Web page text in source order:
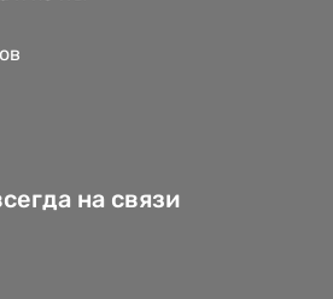
на связи